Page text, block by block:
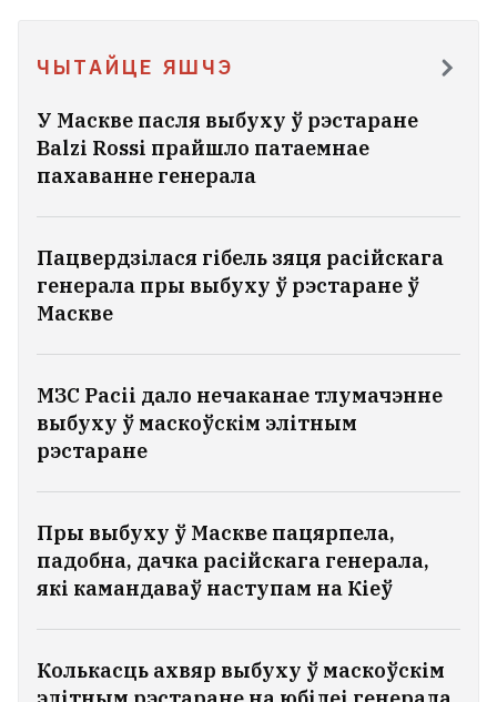
ЧЫТАЙЦЕ ЯШЧЭ
У Маскве пасля выбуху ў рэстаране
Balzi Rossi прайшло патаемнае
пахаванне генерала
Пацвердзілася гібель зяця расійскага
генерала пры выбуху ў рэстаране ў
Маскве
МЗС Расіі дало нечаканае тлумачэнне
выбуху ў маскоўскім элітным
рэстаране
Пры выбуху ў Маскве пацярпела,
падобна, дачка расійскага генерала,
які камандаваў наступам на Кіеў
Колькасць ахвяр выбуху ў маскоўскім